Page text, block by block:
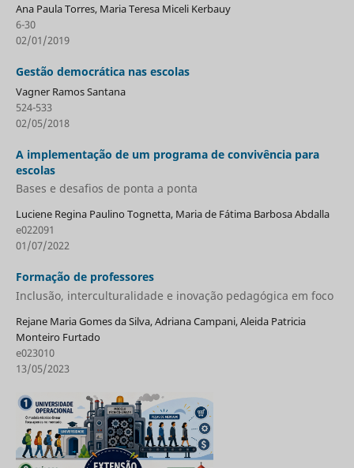
Ana Paula Torres, Maria Teresa Miceli Kerbauy
6-30
02/01/2019
Gestão democrática nas escolas
Vagner Ramos Santana
524-533
02/05/2018
A implementação de um programa de convivência para
escolas
Bases e desafios de ponta a ponta
Luciene Regina Paulino Tognetta, Maria de Fátima Barbosa Abdalla
e022091
01/07/2022
Formação de professores
Inclusão, interculturalidade e inovação pedagógica em foco
Rejane Maria Gomes da Silva, Adriana Campani, Aleida Patricia
Monteiro Furtado
e023010
13/05/2023